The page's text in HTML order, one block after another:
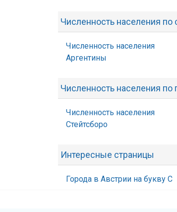
Численность населения по
Численность населения
Аргентины
Численность населения по
Численность населения
Стейтсборо
Интересные страницы
Города в Австрии на букву С